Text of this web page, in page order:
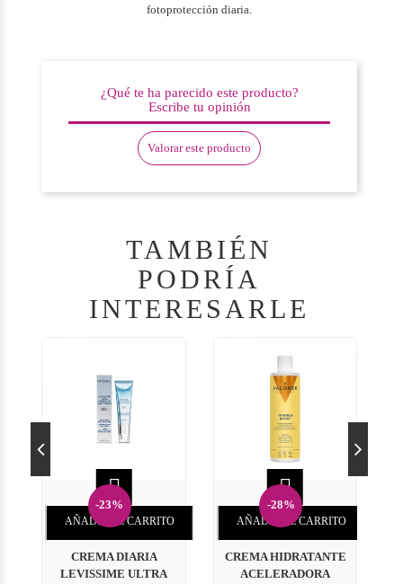
fotoprotección diaria.
¿Qué te ha parecido este producto?
Escribe tu opinión
Valorar este producto
TAMBIÉN
PODRÍA
INTERESARLE
-23%

AÑADIR AL CARRITO
CREMA DIARIA
LEVISSIME ULTRA
-28%

AÑADIR AL CARRITO
CREMA HIDRATANTE
ACELERADORA